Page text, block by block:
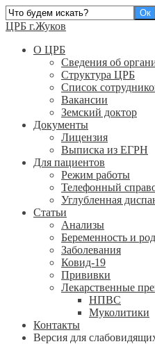
ЦРБ г.Жуков
О ЦРБ
Сведения об
Структура ЦРБ
Список
Вакансии
Земский доктор
Документы
Лицензия
Выписка из ЕГРН
Для пациентов
Режим работы
Телефонный
Углубленная
Статьи
Анализы
Беременность и
Заболевания
Ковид-19
Прививки
Лекарственные
НПВС
Муколитики
Контакты
Версия для